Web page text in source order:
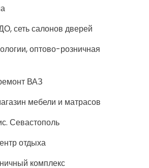
сеть салонов дверей
оптово-розничная
ВАЗ
мебели и матрасов
Севастополь
отдыха
комплекс